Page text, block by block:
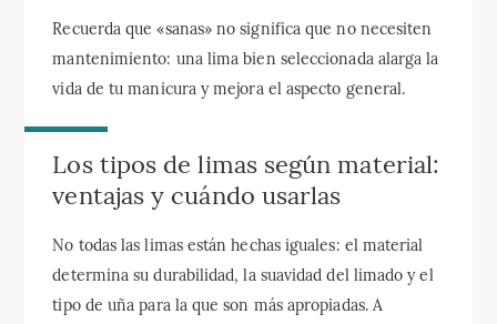
Recuerda que «sanas» no significa que no necesiten
mantenimiento: una lima bien seleccionada alarga la
vida de tu manicura y mejora el aspecto general.
Los tipos de limas según material:
ventajas y cuándo usarlas
No todas las limas están hechas iguales: el material
determina su durabilidad, la suavidad del limado y el
tipo de uña para la que son más apropiadas. A